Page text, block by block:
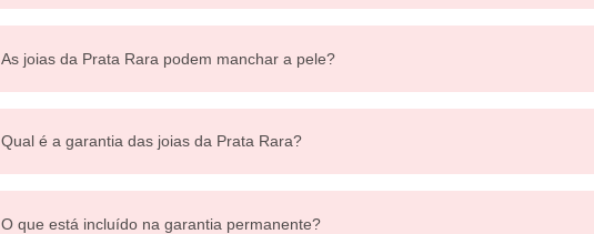
As joias da Prata Rara podem manchar a pele?
Qual é a garantia das joias da Prata Rara?
O que está incluído na garantia permanente?